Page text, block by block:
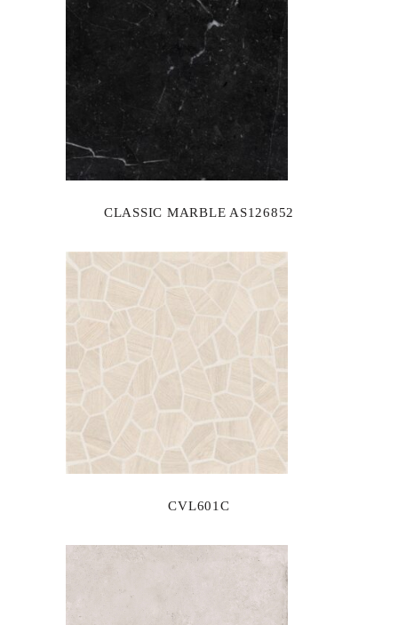
CLASSIC MARBLE AS126852
CVL601C